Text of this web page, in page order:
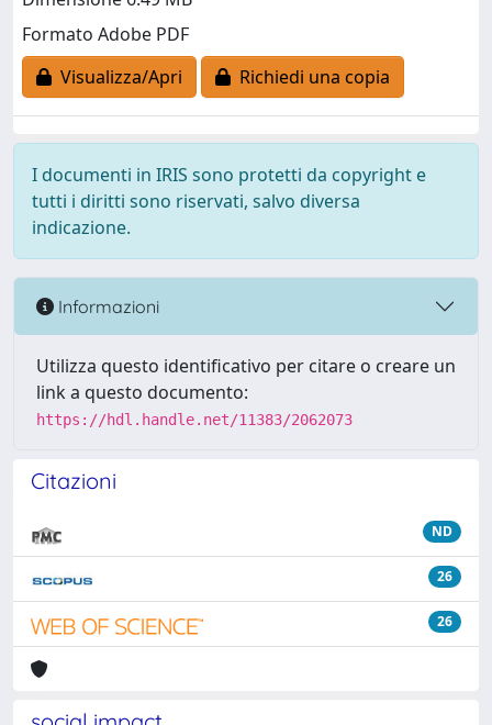
Formato Adobe PDF
Visualizza/Apri
Richiedi una copia
I documenti in IRIS sono protetti da copyright e
tutti i diritti sono riservati, salvo diversa
indicazione.
Informazioni
Utilizza questo identificativo per citare o creare un
link a questo documento:
https://hdl.handle.net/11383/2062073
Citazioni
ND
26
26